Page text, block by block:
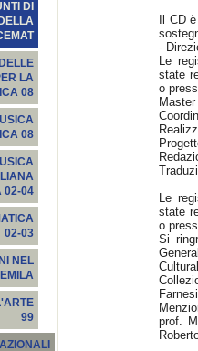
DI
LA
08
08
02-04
02-03
NEL
99
Il CD
-
Le
state
o
Le
state
o
Si
prof.